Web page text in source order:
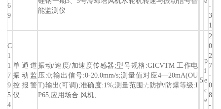
6
9
能监测仪
-
3
1
C
1
1
7
9
5
4
单通道
振动监
控报警
仪
振动/速度/加速度传感器;型号规格:GICVTM 工作电
压:0;输出信号:0-20.0mm/s;测量值对应4―20mA(OU
T)输出(可调);准确度:1%;测量范围:/;防护/防爆等级:I
P65;应用场合:风机;
5
p
i
e
c
e
2
0
2
7
-
0
8
-